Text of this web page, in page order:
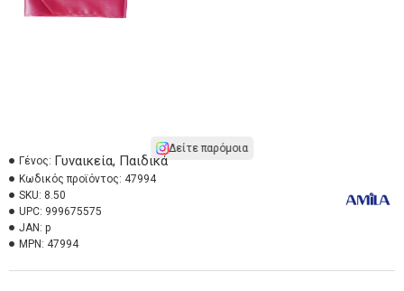
Δείτε παρόμοια
Γένος: Γυναικεία, Παιδικά
Κωδικός προϊόντος: 47994
SKU: 8.50
UPC: 999675575
JAN: p
MPN: 47994